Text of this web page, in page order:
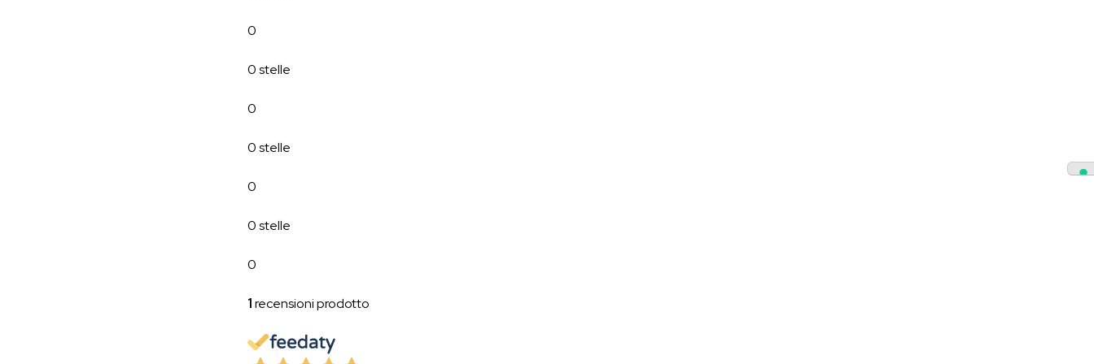
0
0 stelle
0
0 stelle
0
0 stelle
0
1recensioni prodotto